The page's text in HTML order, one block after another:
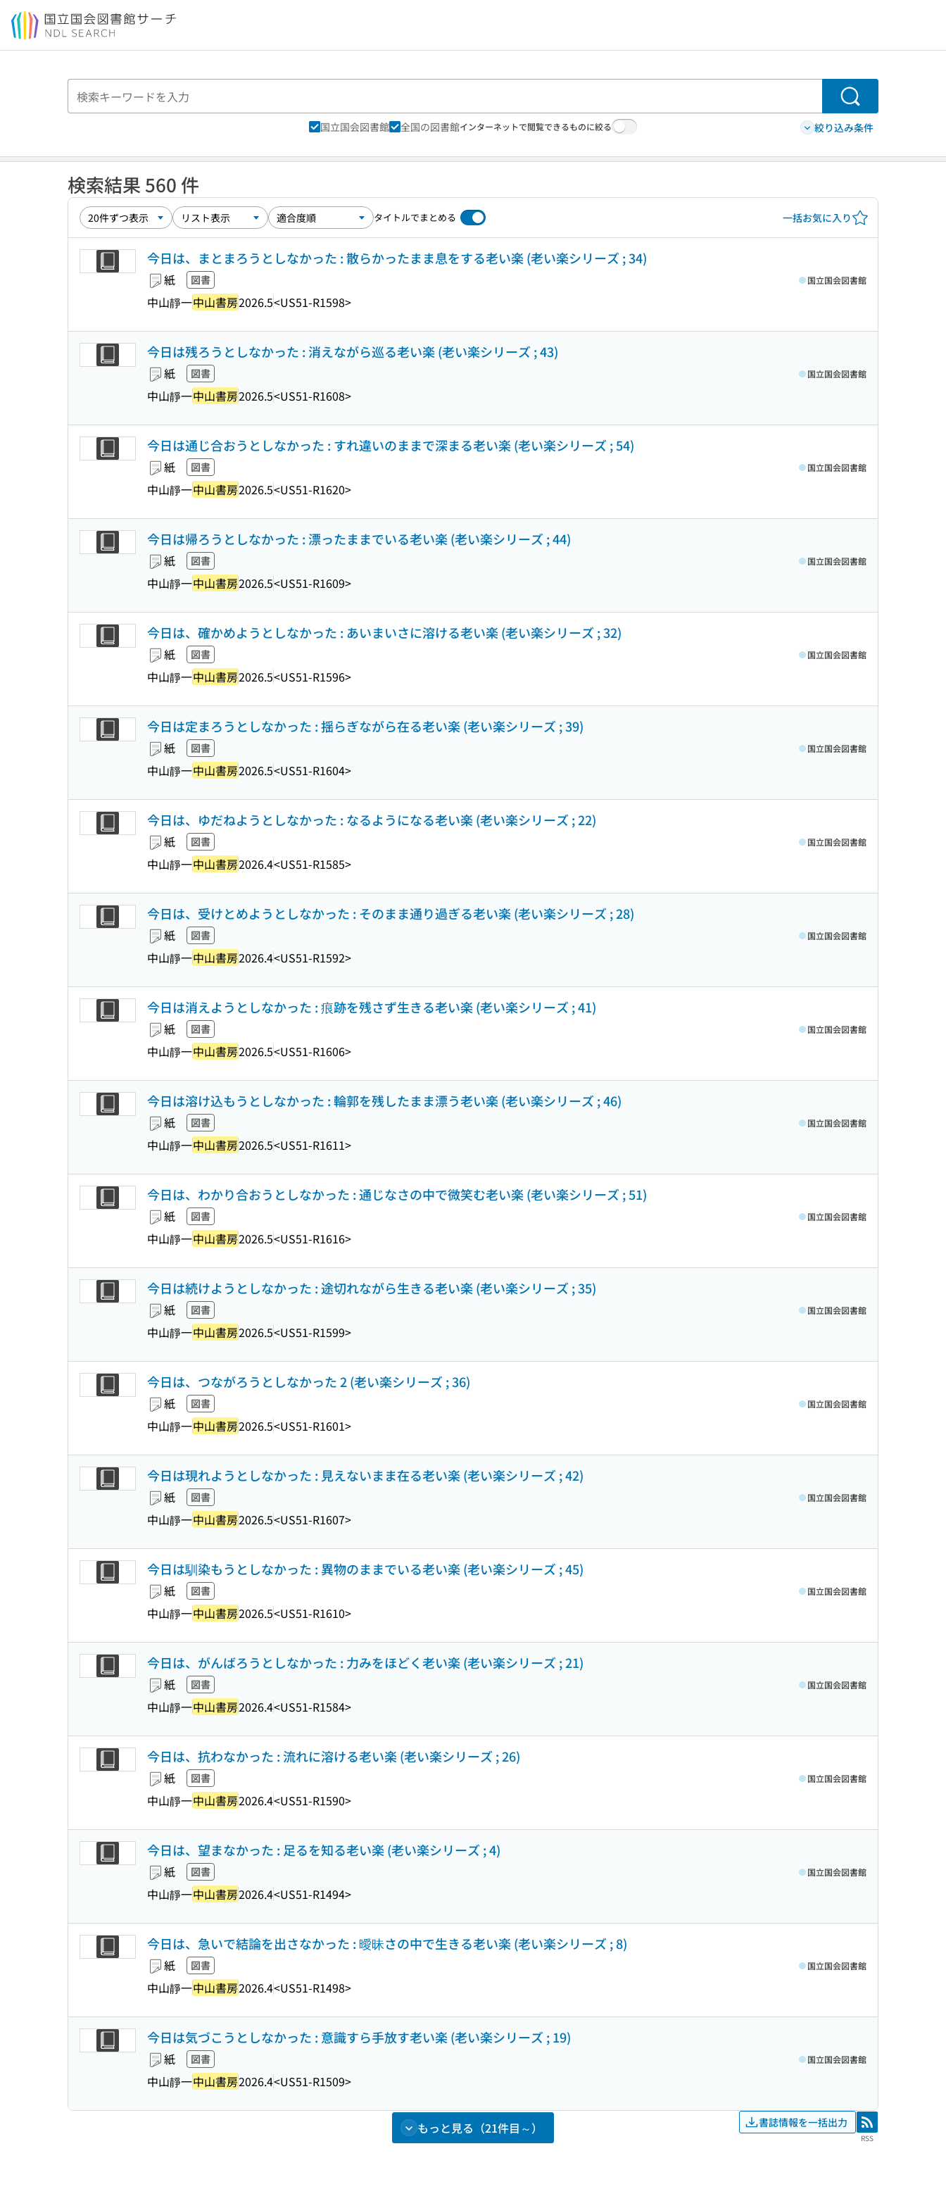
本文へ移動
検索
国立国会図書館 全国の図書館インターネットで閲覧できるものに絞る 絞り込み条件
検索結果 560 件
タイトルでまとめる 一括お気に入り
今日は、まとまろうとしなかった : 散らかったまま息をする老い楽 (老い楽シリーズ ; 34)
紙 図書
中山靜一中山書房2026.5<US51-R1598>
国立国会図書館
今日は残ろうとしなかった : 消えながら巡る老い楽 (老い楽シリーズ ; 43)
紙 図書
中山靜一中山書房2026.5<US51-R1608>
国立国会図書館
今日は通じ合おうとしなかった : すれ違いのままで深まる老い楽 (老い楽シリーズ ; 54)
紙 図書
中山靜一中山書房2026.5<US51-R1620>
国立国会図書館
今日は帰ろうとしなかった : 漂ったままでいる老い楽 (老い楽シリーズ ; 44)
紙 図書
中山靜一中山書房2026.5<US51-R1609>
国立国会図書館
今日は、確かめようとしなかった : あいまいさに溶ける老い楽 (老い楽シリーズ ; 32)
紙 図書
中山靜一中山書房2026.5<US51-R1596>
国立国会図書館
今日は定まろうとしなかった : 揺らぎながら在る老い楽 (老い楽シリーズ ; 39)
紙 図書
中山靜一中山書房2026.5<US51-R1604>
国立国会図書館
今日は、ゆだねようとしなかった : なるようになる老い楽 (老い楽シリーズ ; 22)
紙 図書
中山靜一中山書房2026.4<US51-R1585>
国立国会図書館
今日は、受けとめようとしなかった : そのまま通り過ぎる老い楽 (老い楽シリーズ ; 28)
紙 図書
中山靜一中山書房2026.4<US51-R1592>
国立国会図書館
今日は消えようとしなかった : 痕跡を残さず生きる老い楽 (老い楽シリーズ ; 41)
紙 図書
中山靜一中山書房2026.5<US51-R1606>
国立国会図書館
今日は溶け込もうとしなかった : 輪郭を残したまま漂う老い楽 (老い楽シリーズ ; 46)
紙 図書
中山靜一中山書房2026.5<US51-R1611>
国立国会図書館
今日は、わかり合おうとしなかった : 通じなさの中で微笑む老い楽 (老い楽シリーズ ; 51)
紙 図書
中山靜一中山書房2026.5<US51-R1616>
国立国会図書館
今日は続けようとしなかった : 途切れながら生きる老い楽 (老い楽シリーズ ; 35)
紙 図書
中山靜一中山書房2026.5<US51-R1599>
国立国会図書館
今日は、つながろうとしなかった 2 (老い楽シリーズ ; 36)
紙 図書
中山靜一中山書房2026.5<US51-R1601>
国立国会図書館
今日は現れようとしなかった : 見えないまま在る老い楽 (老い楽シリーズ ; 42)
紙 図書
中山靜一中山書房2026.5<US51-R1607>
国立国会図書館
今日は馴染もうとしなかった : 異物のままでいる老い楽 (老い楽シリーズ ; 45)
紙 図書
中山靜一中山書房2026.5<US51-R1610>
国立国会図書館
今日は、がんばろうとしなかった : 力みをほどく老い楽 (老い楽シリーズ ; 21)
紙 図書
中山靜一中山書房2026.4<US51-R1584>
国立国会図書館
今日は、抗わなかった : 流れに溶ける老い楽 (老い楽シリーズ ; 26)
紙 図書
中山靜一中山書房2026.4<US51-R1590>
国立国会図書館
今日は、望まなかった : 足るを知る老い楽 (老い楽シリーズ ; 4)
紙 図書
中山靜一中山書房2026.4<US51-R1494>
国立国会図書館
今日は、急いで結論を出さなかった : 曖昧さの中で生きる老い楽 (老い楽シリーズ ; 8)
紙 図書
中山靜一中山書房2026.4<US51-R1498>
国立国会図書館
今日は気づこうとしなかった : 意識すら手放す老い楽 (老い楽シリーズ ; 19)
紙 図書
中山靜一中山書房2026.4<US51-R1509>
国立国会図書館
もっと見る（21件目～） 書誌情報を一括出力 RSS
RSS